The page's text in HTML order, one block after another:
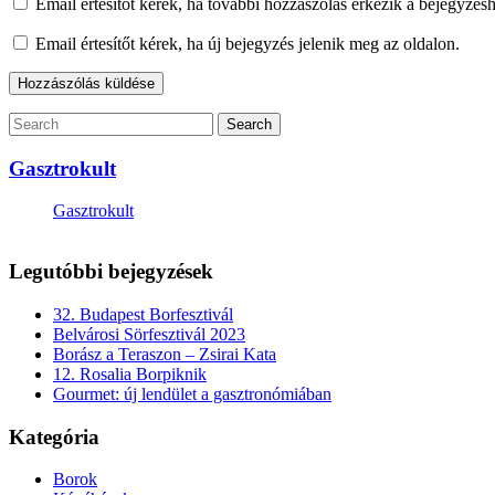
Email értesítőt kérek, ha további hozzászólás érkezik a
Email értesítőt kérek, ha új bejegyzés jelenik meg az oldalon.
Gasztrokult
Gasztrokult
Legutóbbi bejegyzések
32. Budapest Borfesztivál
Belvárosi Sörfesztivál 2023
Borász a Teraszon – Zsirai Kata
12. Rosalia Borpiknik
Gourmet: új lendület a gasztronómiában
Kategória
Borok